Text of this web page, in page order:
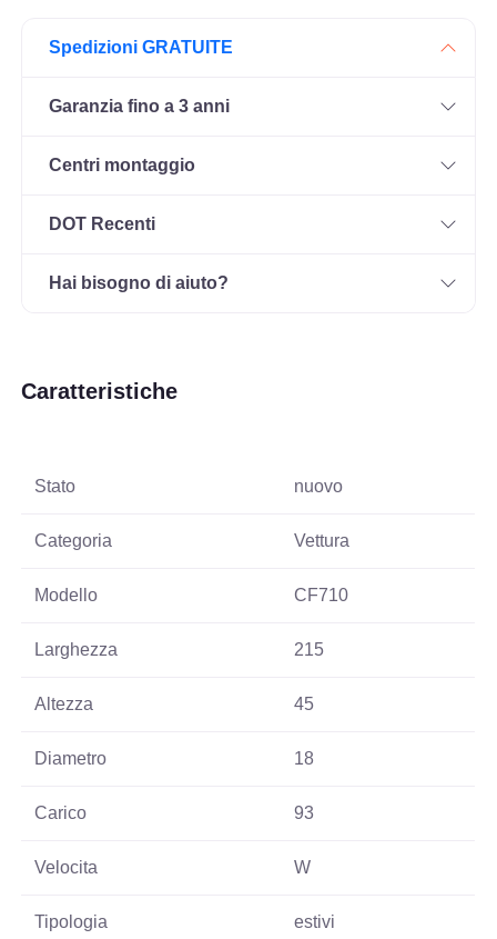
Spedizioni GRATUITE
Garanzia fino a 3 anni
Centri montaggio
DOT Recenti
Hai bisogno di aiuto?
Caratteristiche
Stato nuovo
Categoria Vettura
Modello CF710
Larghezza 215
Altezza 45
Diametro 18
Carico 93
Velocita W
Tipologia estivi